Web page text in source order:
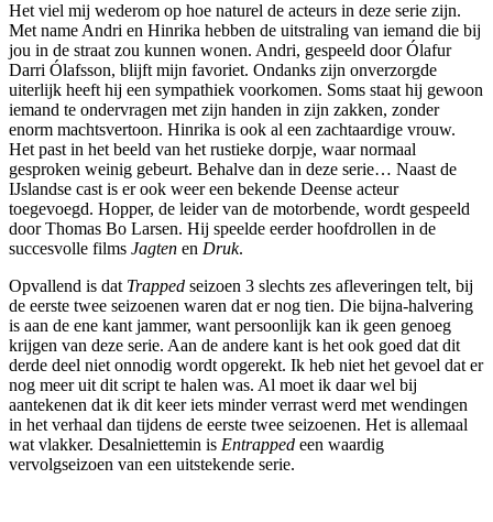
Het viel mij wederom op hoe naturel de acteurs in deze serie zijn.
Met name Andri en Hinrika hebben de uitstraling van iemand die bij
jou in de straat zou kunnen wonen. Andri, gespeeld door Ólafur
Darri Ólafsson, blijft mijn favoriet. Ondanks zijn onverzorgde
uiterlijk heeft hij een sympathiek voorkomen. Soms staat hij gewoon
iemand te ondervragen met zijn handen in zijn zakken, zonder
enorm machtsvertoon. Hinrika is ook al een zachtaardige vrouw.
Het past in het beeld van het rustieke dorpje, waar normaal
gesproken weinig gebeurt. Behalve dan in deze serie… Naast de
IJslandse cast is er ook weer een bekende Deense acteur
toegevoegd. Hopper, de leider van de motorbende, wordt gespeeld
door Thomas Bo Larsen. Hij speelde eerder hoofdrollen in de
succesvolle films Jagten en Druk.
Opvallend is dat Trapped seizoen 3 slechts zes afleveringen telt, bij
de eerste twee seizoenen waren dat er nog tien. Die bijna-halvering
is aan de ene kant jammer, want persoonlijk kan ik geen genoeg
krijgen van deze serie. Aan de andere kant is het ook goed dat dit
derde deel niet onnodig wordt opgerekt. Ik heb niet het gevoel dat er
nog meer uit dit script te halen was. Al moet ik daar wel bij
aantekenen dat ik dit keer iets minder verrast werd met wendingen
in het verhaal dan tijdens de eerste twee seizoenen. Het is allemaal
wat vlakker. Desalniettemin is Entrapped een waardig
vervolgseizoen van een uitstekende serie.